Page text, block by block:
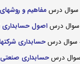
سوال درسمفاهیم و
سوال درساصول حسابداری ۱ و ۲
سوال درسحسابداری
سوال درسحسابداری صنعتی